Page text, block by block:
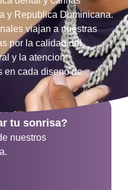
y Republica Dominicana.
viajan a nuestras
por la calidad del
y la atencion
en cada diseno de
tu sonrisa?
nuestros